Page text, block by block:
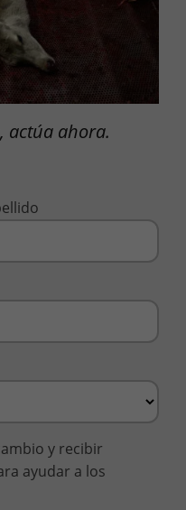
actúa ahora.
y recibir
ayudar a los